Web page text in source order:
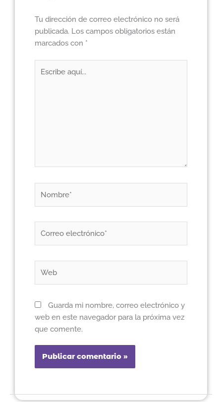
Tu dirección de correo electrónico no será
publicada. Los campos obligatorios están
marcados con *
aquí...
electrónico*
Guarda mi nombre, correo electrónico y
web en este navegador para la próxima vez
que comente.